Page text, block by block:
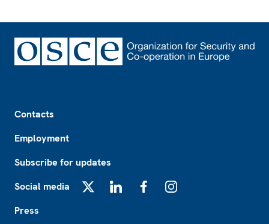
Contacts
Employment
Subscribe for updates
Social media
Press